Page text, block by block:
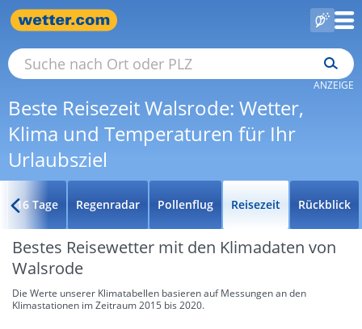
Beste Reisezeit Walsrode: Wetter,
Klima und Temperaturen für Ihr
Urlaubsziel
ANZEIGE
16 Tage Regenradar Pollenflug Reisezeit Rückblick
Bestes Reisewetter mit den Klimadaten von
Walsrode
Die Werte unserer Klimatabellen basieren auf Messungen an den
Klimastationen im Zeitraum 2015 bis 2020.